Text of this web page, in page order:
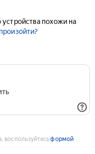
похожи на
воспользуйтесьформой